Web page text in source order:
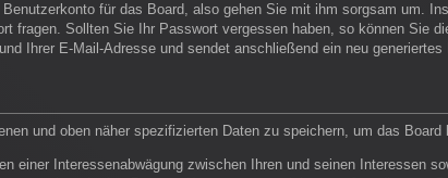
für das Board, also gehen Sie mit ihm sorgsam um.
fragen. Sollten Sie Ihr Passwort vergessen haben, so können Sie
Ihrer E-Mail-Adresse und sendet anschließend ein neu
und oben näher spezifizierten Daten zu speichern, um das Board
einer Interessenabwägung zwischen Ihren und seinen Interessen